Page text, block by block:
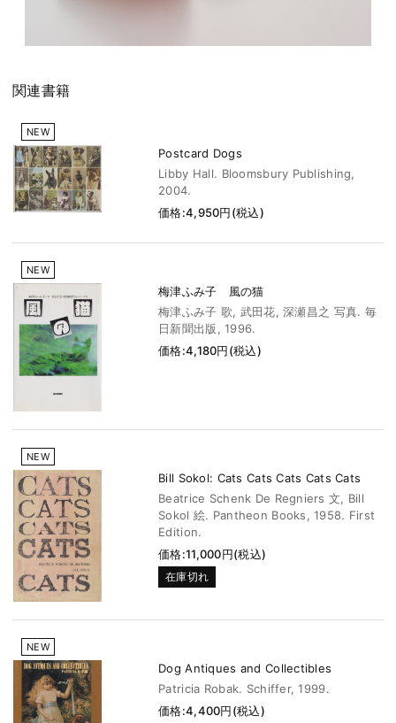
関連書籍
NEW
Postcard Dogs
Libby Hall. Bloomsbury Publishing,
2004.
価格:4,950円(税込)
NEW
梅津ふみ子 風の猫
梅津ふみ子 歌, 武田花, 深瀬昌之 写真. 毎
日新聞出版, 1996.
価格:4,180円(税込)
NEW
Bill Sokol: Cats Cats Cats Cats Cats
Beatrice Schenk De Regniers 文, Bill
Sokol 絵. Pantheon Books, 1958. First
Edition.
価格:11,000円(税込)
在庫切れ
NEW
Dog Antiques and Collectibles
Patricia Robak. Schiffer, 1999.
価格:4,400円(税込)